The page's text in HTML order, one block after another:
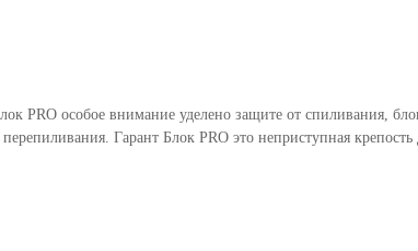
PRO особое внимание уделено защите от спиливания,
Гарант Блок PRO это неприступная